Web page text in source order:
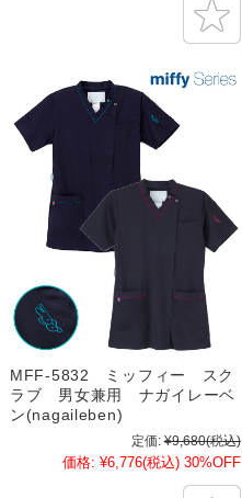
MFF-5832 ミッフィー スク
ラブ 男女兼用 ナガイレーベ
ン(nagaileben)
定価: ¥9,680(税込)
価格: ¥6,776(税込) 30%OFF